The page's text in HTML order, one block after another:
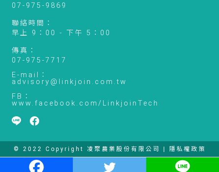
07-975-9869
聯絡時間：
早上 9：00 - 下午 5：00
傳真：
07-975-7717
E-mail：
advisory@linkjoin.com.tw
FB：
www.facebook.com/LinkjoinTech
© 2022 Copyright 凌聚農業股份有限公司 | 隱私權政策